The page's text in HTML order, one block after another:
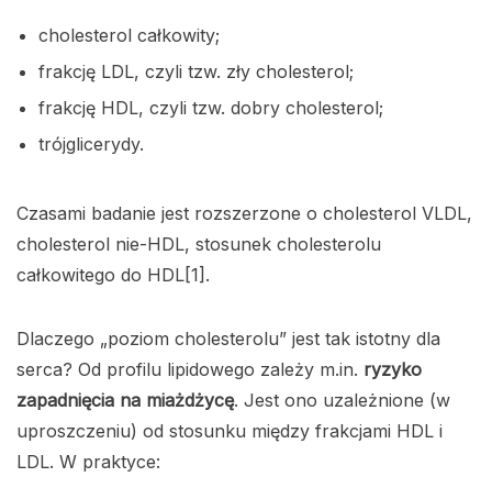
cholesterol całkowity;
frakcję LDL, czyli tzw. zły cholesterol;
frakcję HDL, czyli tzw. dobry cholesterol;
trójglicerydy.
Czasami badanie jest rozszerzone o cholesterol VLDL,
cholesterol nie-HDL, stosunek cholesterolu
całkowitego do HDL[1].
Dlaczego „poziom cholesterolu” jest tak istotny dla
serca? Od profilu lipidowego zależy m.in. ryzyko
zapadnięcia na miażdżycę. Jest ono uzależnione (w
uproszczeniu) od stosunku między frakcjami HDL i
LDL. W praktyce: